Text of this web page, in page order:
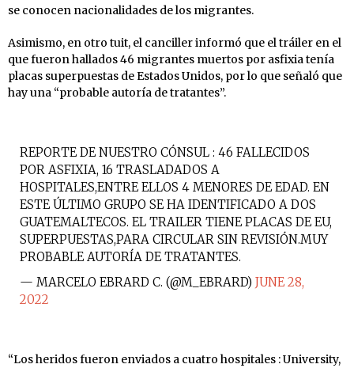
se conocen nacionalidades de los migrantes.
Asimismo, en otro tuit, el canciller informó que el tráiler en el
que fueron hallados 46 migrantes muertos por asfixia tenía
placas superpuestas de Estados Unidos, por lo que señaló que
hay una “probable autoría de tratantes”.
REPORTE DE NUESTRO CÓNSUL : 46 FALLECIDOS
POR ASFIXIA, 16 TRASLADADOS A
HOSPITALES,ENTRE ELLOS 4 MENORES DE EDAD. EN
ESTE ÚLTIMO GRUPO SE HA IDENTIFICADO A DOS
GUATEMALTECOS. EL TRAILER TIENE PLACAS DE EU,
SUPERPUESTAS,PARA CIRCULAR SIN REVISIÓN.MUY
PROBABLE AUTORÍA DE TRATANTES.
— MARCELO EBRARD C. (@M_EBRARD) JUNE 28,
2022
“Los heridos fueron enviados a cuatro hospitales : University,